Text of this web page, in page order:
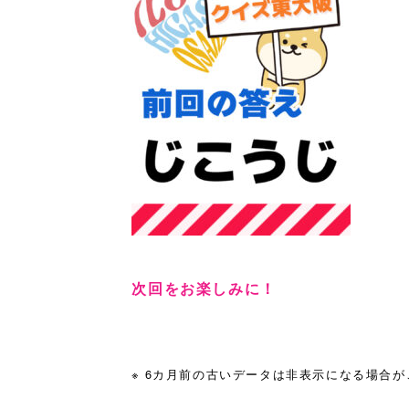
次回をお楽しみに！
※ 6カ月前の古いデータは非表示になる場合が